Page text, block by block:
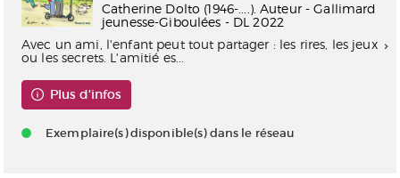
Catherine Dolto (1946-....). Auteur - Gallimard
jeunesse-Giboulées - DL 2022
Avec un ami, l'enfant peut tout partager : les rires, les jeux
ou les secrets. L'amitié es...
Plus d'infos
Exemplaire(s) disponible(s) dans le réseau